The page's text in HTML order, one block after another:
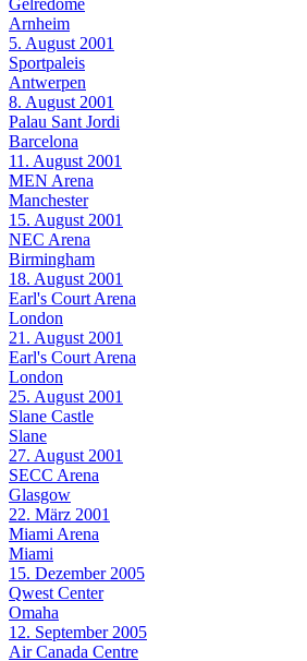
Arnheim
5. August 2001
Sportpaleis
Antwerpen
8. August 2001
Palau Sant Jordi
Barcelona
11. August 2001
MEN Arena
Manchester
15. August 2001
NEC Arena
Birmingham
18. August 2001
Earl's Court Arena
London
21. August 2001
Earl's Court Arena
London
25. August 2001
Slane Castle
Slane
27. August 2001
SECC Arena
Glasgow
22. März 2001
Miami Arena
Miami
15. Dezember 2005
Qwest Center
Omaha
12. September 2005
Air Canada Centre